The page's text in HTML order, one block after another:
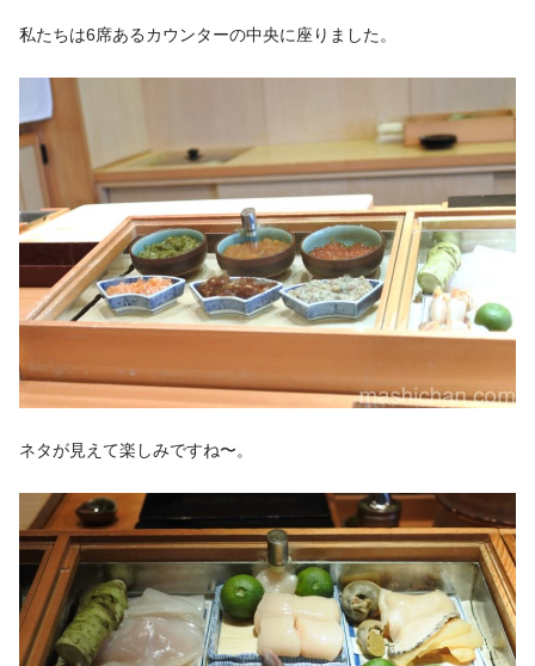
私たちは6席あるカウンターの中央に座りました。
ネタが見えて楽しみですね〜。